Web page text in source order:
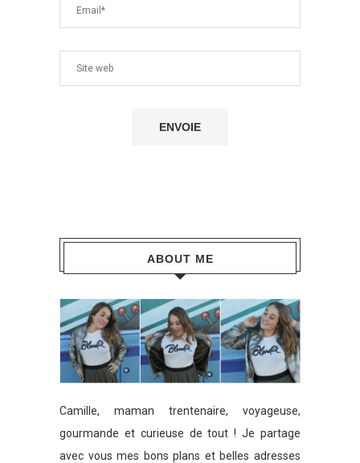
ABOUT ME
Camille, maman trentenaire, voyageuse,
gourmande et curieuse de tout ! Je partage
avec vous mes bons plans et belles adresses